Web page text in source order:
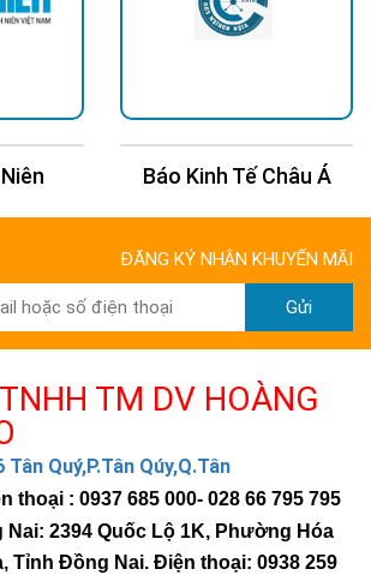
Báo Kinh Tế Châu Á
ĐĂNG KÝ NHẬN KHUYẾN MÃI
Gửi
TM DV HOÀNG
Tân Quý,P.Tân Qúy,Q.Tân
thoại : 0937 685 000- 028 66 795 795
2394 Quốc Lộ 1K, Phường Hóa
Tỉnh Đồng Nai. Điện thoại: 0938 259